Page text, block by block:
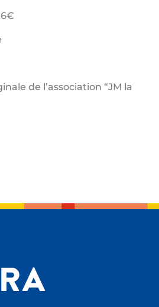
de l’association “JM la